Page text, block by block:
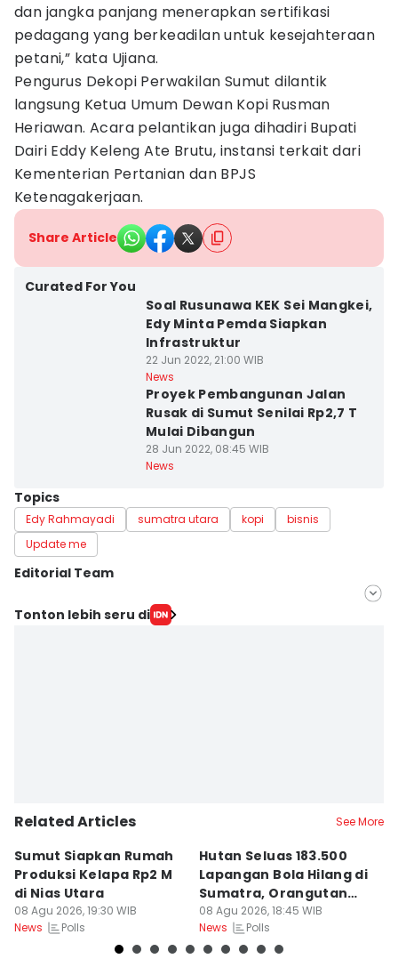
dan jangka panjang menerapkan sertifikasi
pedagang yang berkeadilan untuk kesejahteraan
petani,” kata Ujiana.
Pengurus Dekopi Perwakilan Sumut dilantik
langsung Ketua Umum Dewan Kopi Rusman
Heriawan. Acara pelantikan juga dihadiri Bupati
Dairi Eddy Keleng Ate Brutu, instansi terkait dari
Kementerian Pertanian dan BPJS
Ketenagakerjaan.
Share Article
Curated For You
Soal Rusunawa KEK Sei Mangkei,
Edy Minta Pemda Siapkan
Infrastruktur
22 Jun 2022, 21:00 WIB
News
Proyek Pembangunan Jalan
Rusak di Sumut Senilai Rp2,7 T
Mulai Dibangun
28 Jun 2022, 08:45 WIB
News
Topics
Edy Rahmayadi sumatra utara kopi
bisnis
Update me
Editorial Team
Editor
Tonton lebih seru di
Related Articles See More
Sumut Siapkan Rumah
Produksi Kelapa Rp2 M
di Nias Utara
08 Agu 2026, 19:30 WIB
News
Polls
Hutan Seluas 183.500
Lapangan Bola Hilang di
Sumatra, Orangutan
Tertekan
08 Agu 2026, 18:45 WIB
News
Polls